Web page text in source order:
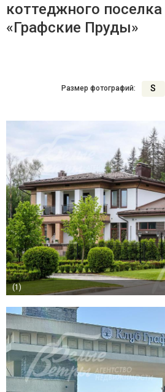
коттеджного поселка
«Графские Пруды»
Размер фотографий: S
(1)